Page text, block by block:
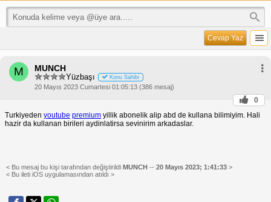
Cevap Yaz
M MUNCH
Yüzbaşı Konu Sahibi
20 Mayıs 2023 Cumartesi 01:05:13 (386 mesaj)
0
Turkiyeden youtube premium yillik abonelik alip abd de kullana bilimiyim. Hali
hazir da kullanan birileri aydinlatirsa sevinirim arkadaslar.
< Bu mesaj bu kişi tarafından değiştirildi MUNCH -- 20 Mayıs 2023; 1:41:33 >
< Bu ileti iOS uygulamasından atıldı >